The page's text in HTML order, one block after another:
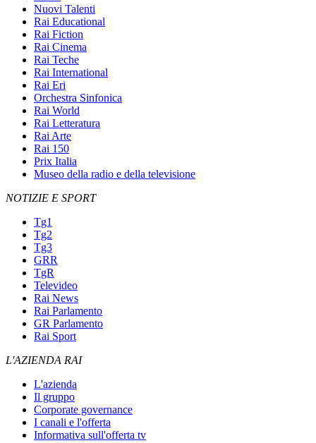
Nuovi Talenti
Rai Educational
Rai Fiction
Rai Cinema
Rai Teche
Rai International
Rai Eri
Orchestra Sinfonica
Rai World
Rai Letteratura
Rai Arte
Rai 150
Prix Italia
Museo della radio e della televisione
NOTIZIE E SPORT
Tg1
Tg2
Tg3
GRR
TgR
Televideo
Rai News
Rai Parlamento
GR Parlamento
Rai Sport
L'AZIENDA RAI
L'azienda
Il gruppo
Corporate governance
I canali e l'offerta
Informativa sull'offerta tv